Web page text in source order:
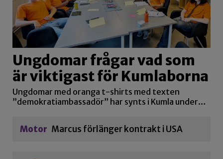
Ungdomar frågar vad som
är viktigast för Kumlaborna
Ungdomar med oranga t-shirts med texten
”demokratiambassadör” har synts i Kumla under…
Motor Marcus förlänger kontrakt i USA